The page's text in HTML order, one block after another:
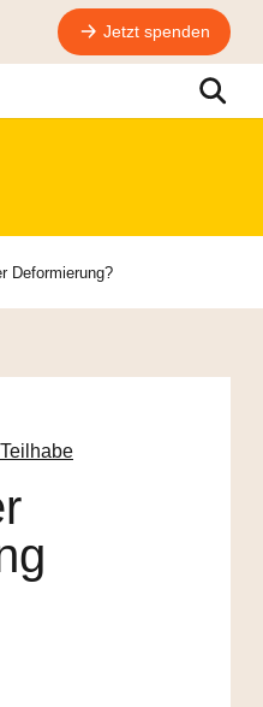
Jetzt spenden
Suche
Deformierung?